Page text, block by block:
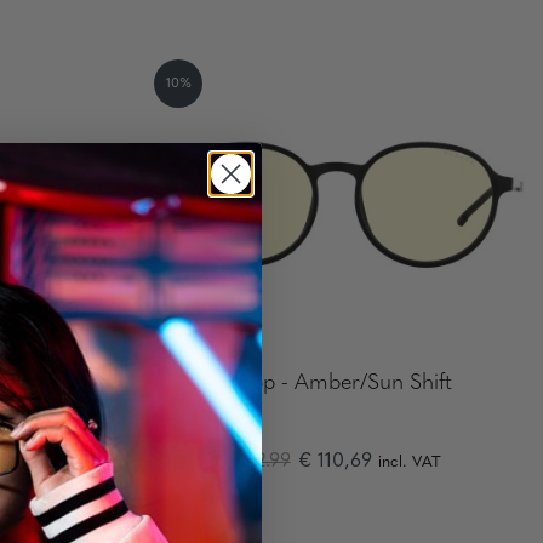
10%
Loop - Amber/Sun Shift
122.99 € 110,69 incl. VAT